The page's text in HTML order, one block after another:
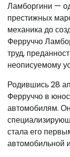
Ламборгини —
престижных
механика до
Ферруччо
труд,
неописуемому
Родившись 28
Ферруччо в
автомобилям.
стала его
автомобильной